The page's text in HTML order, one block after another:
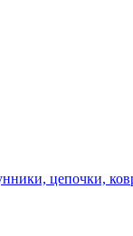
цепочки,